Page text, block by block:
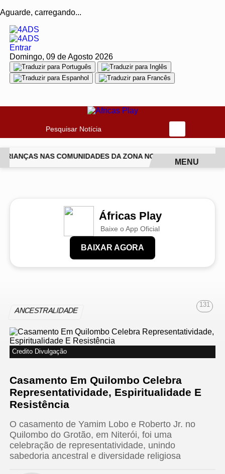
Aguarde, carregando...
Entrar
Domingo, 09 de Agosto 2026
Pesquisar Notícia
NAS COMUNIDADES DA ZONA NORTE DO RIO
MENU
Áfricas Play
Baixe o App Oficial
BAIXAR AGORA
ANCESTRALIDADE
131
Credito Divulgação
Casamento Em Quilombo Celebra
Representatividade, Espiritualidade E
Resistência
O casamento de Yamim Lobo e Roberto Jr. no
Quilombo do Grotão, em Niterói, foi uma
celebração de representatividade, unindo
sabedoria ancestral e diversidade religiosa